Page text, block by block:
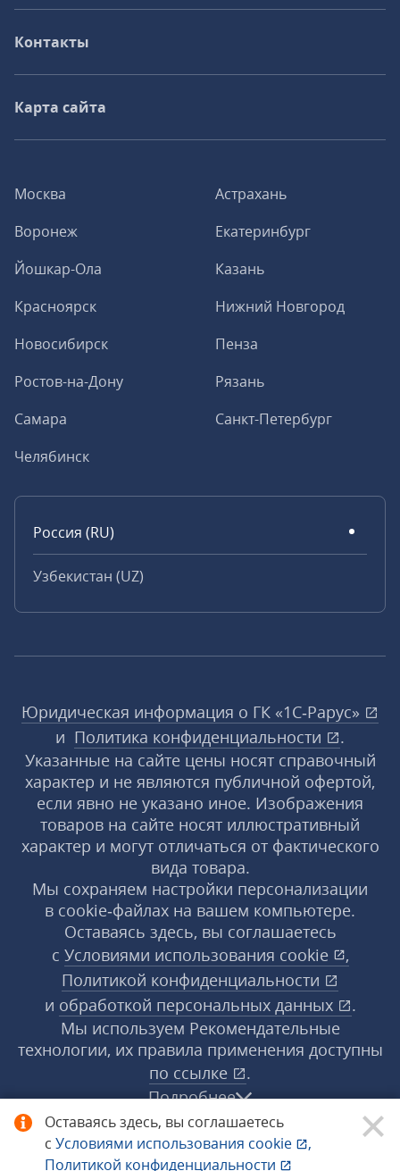
Оставаясь здесь, вы соглашаетесь
с Условиями использования cookie
,
Политикой конфиденциальности
Москва
Астрахань
Воронеж
Екатеринбург
Йошкар-Ола
Казань
Красноярск
Нижний Новгород
Новосибирск
Пенза
Ростов-на-Дону
Рязань
Самара
Санкт-Петербург
Челябинск
Россия (RU)
Узбекистан (UZ)
Контакты
Карта сайта
Юридическая информация о ГК «1С‑Рарус»
и Политика конфиденциальности
.
Указанные на сайте цены носят справочный
характер и не являются публичной офертой,
если явно не указано иное. Изображения
товаров на сайте носят иллюстративный
характер и могут отличаться от фактического
вида товара.
Мы сохраняем настройки персонализации
в cookie‑файлах на вашем компьютере.
Оставаясь здесь, вы соглашаетесь
с Условиями использования cookie
,
Политикой конфиденциальности
и обработкой персональных данных
.
Мы используем Рекомендательные
технологии, их правила применения доступны
по ссылке
.
Подробнее
© 1998−2026 «1С‑Рарус» ®. Все права